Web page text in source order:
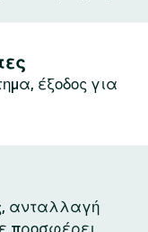
έξοδος για
ανταλλαγή
προσφέρει